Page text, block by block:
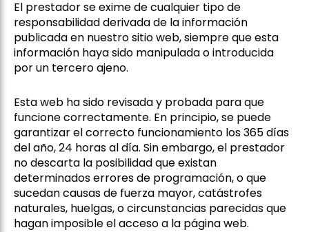
El prestador se exime de cualquier tipo de
responsabilidad derivada de la información
publicada en nuestro sitio web, siempre que esta
información haya sido manipulada o introducida
por un tercero ajeno.
Esta web ha sido revisada y probada para que
funcione correctamente. En principio, se puede
garantizar el correcto funcionamiento los 365 días
del año, 24 horas al día. Sin embargo, el prestador
no descarta la posibilidad que existan
determinados errores de programación, o que
sucedan causas de fuerza mayor, catástrofes
naturales, huelgas, o circunstancias parecidas que
hagan imposible el acceso a la página web.